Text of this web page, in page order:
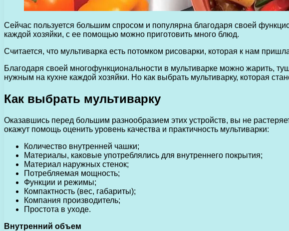
Сейчас пользуется большим спросом и популярна благодаря своей
каждой хозяйки, с ее помощью можно приготовить много блюд.
Считается, что мультиварка есть потомком рисоварки, которая к нам
Благодаря своей многофункциональности в мультиварке можно жарить,
нужным на кухне каждой хозяйки. Но как выбрать мультиварку, которая
Как выбрать мультиварку
Оказавшись перед большим разнообразием этих устройств, вы не
окажут помощь оценить уровень качества и практичность мультиварки:
Количество внутренней чашки;
Материалы, каковые употреблялись для внутреннего покрытия;
Материал наружных стенок;
Потребляемая мощность;
Функции и режимы;
Компактность (вес, габариты);
Компания производитель;
Простота в уходе.
Внутренний объем